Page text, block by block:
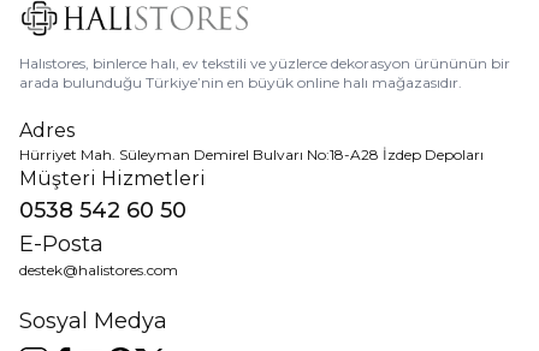
Halıstores, binlerce halı, ev tekstili ve yüzlerce dekorasyon ürününün bir
arada bulunduğu Türkiye’nin en büyük online halı mağazasıdır.
Adres
Hürriyet Mah. Süleyman Demirel Bulvarı No:18-A28 İzdep Depoları
Müşteri Hizmetleri
0538 542 60 50
E-Posta
destek@halistores.com
Sosyal Medya